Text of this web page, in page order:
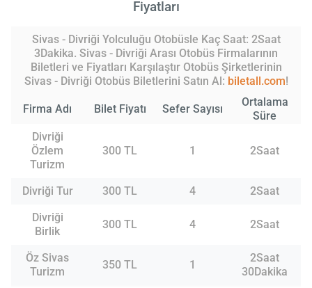
Fiyatları
Sivas - Divriği Yolculuğu Otobüsle Kaç Saat: 2Saat
3Dakika. Sivas - Divriği Arası Otobüs Firmalarının
Biletleri ve Fiyatları Karşılaştır Otobüs Şirketlerinin
Sivas - Divriği Otobüs Biletlerini Satın Al: biletall.com!
Firma Adı Bilet Fiyatı Sefer Sayısı
Ortalama
Süre
Divriği
Özlem
Turizm
300 TL 1 2Saat
Divriği Tur 300 TL 4
2Saat
Divriği
Birlik
300 TL 4 2Saat
Öz Sivas
Turizm
350 TL 1
2Saat
30Dakika